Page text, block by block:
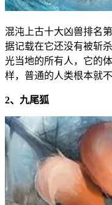
混沌上古十大凶兽排名
据记载在它还没有被斩
光当地的所有人，它的
样，普通的人类根本就
2、九尾狐